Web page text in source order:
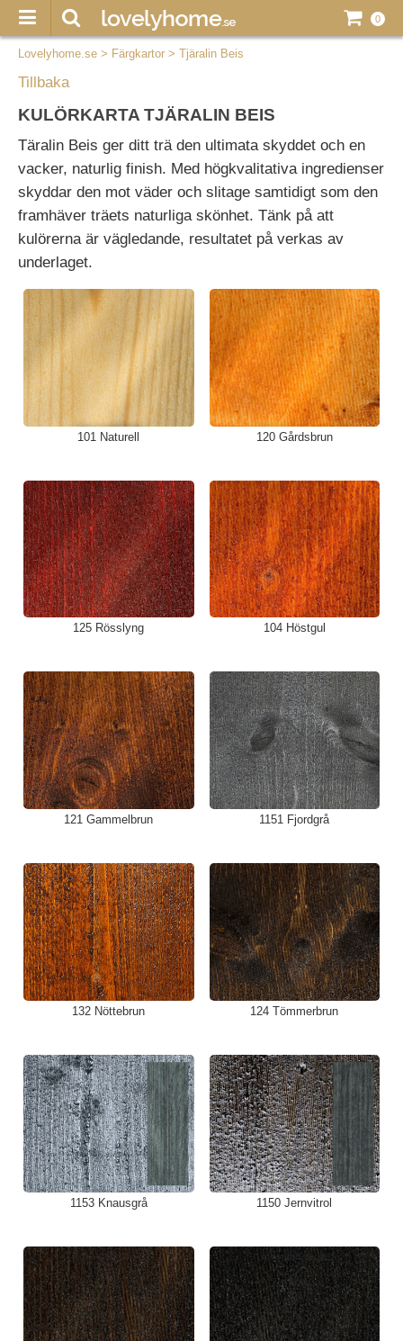
0
Lovelyhome.se > Färgkartor > Tjäralin Beis
Tillbaka
KULÖRKARTA TJÄRALIN BEIS
Täralin Beis ger ditt trä den ultimata skyddet och en
vacker, naturlig finish. Med högkvalitativa ingredienser
skyddar den mot väder och slitage samtidigt som den
framhäver träets naturliga skönhet. Tänk på att
kulörerna är vägledande, resultatet på verkas av
underlaget.
101 Naturell 120 Gårdsbrun
125 Rösslyng 104 Höstgul
121 Gammelbrun 1151 Fjordgrå
132 Nöttebrun 124 Tömmerbrun
1153 Knausgrå 1150 Jernvitrol